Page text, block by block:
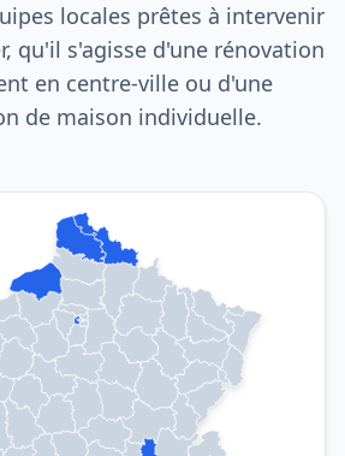
locales prêtes à intervenir
qu'il s'agisse d'une rénovation
en centre-ville ou d'une
de maison individuelle.